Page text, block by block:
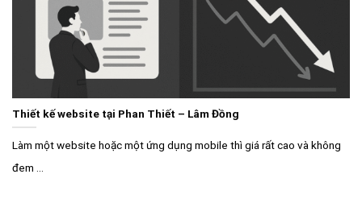
Thiết kế website tại Phan Thiết – Lâm Đồng
Làm một website hoặc một ứng dụng mobile thì giá rất cao và không
đem ...